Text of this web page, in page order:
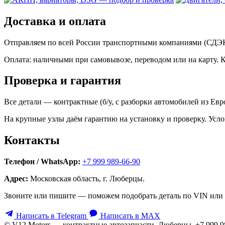
Доставка и оплата
Отправляем по всей России транспортными компаниями
Оплата: наличными при самовывозе, переводом или на
Проверка и гарантия
Все детали — контрактные (б/у, с разборки автомобилей из
На крупные узлы даём гарантию на установку и проверку.
Контакты
Телефон / WhatsApp: +7 999 989-66-90
Адрес: Московская область, г. Люберцы.
Звоните или пишите — поможем подобрать деталь по VIN или
Написать в Telegram
Написать в MAX